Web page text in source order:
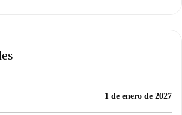
1 de enero de 2027